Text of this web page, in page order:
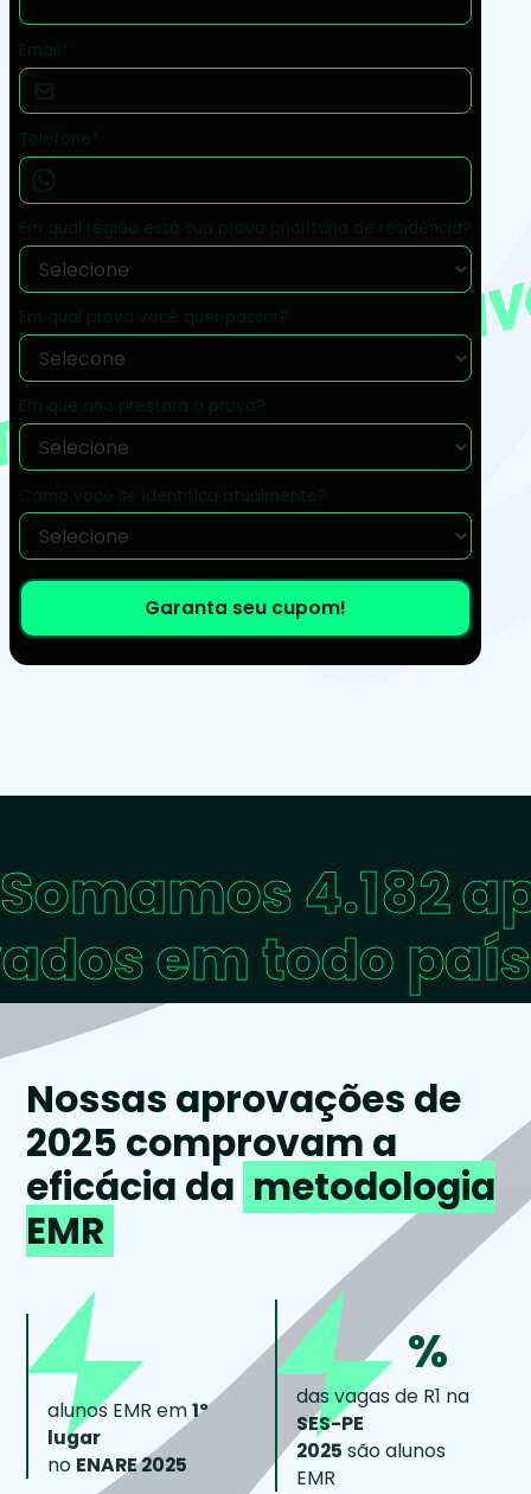
Email*
Telefone*
Em qual região está sua prova prioritária de residência?
Em qual prova você quer passar?
Em que ano prestará a prova?
Como você se identifica atualmente?
Somamos4.182
em todo país
Nossas aprovações de
2025 comprovam a
eficácia da metodologia
EMR
alunos EMR em1º
lugar
no ENARE 2025
%
das vagas de R1 na
SES-PE
2025 são alunos
EMR